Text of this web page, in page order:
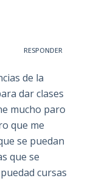
RESPONDER
de la
dar clases
mucho paro
que me
se puedan
que se
cursas